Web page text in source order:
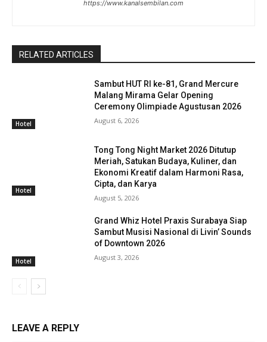
https://www.kanalsembilan.com
RELATED ARTICLES
Hotel
Sambut HUT RI ke-81, Grand Mercure
Malang Mirama Gelar Opening
Ceremony Olimpiade Agustusan 2026
August 6, 2026
Hotel
Tong Tong Night Market 2026 Ditutup
Meriah, Satukan Budaya, Kuliner, dan
Ekonomi Kreatif dalam Harmoni Rasa,
Cipta, dan Karya
August 5, 2026
Hotel
Grand Whiz Hotel Praxis Surabaya Siap
Sambut Musisi Nasional di Livin’ Sounds
of Downtown 2026
August 3, 2026
LEAVE A REPLY